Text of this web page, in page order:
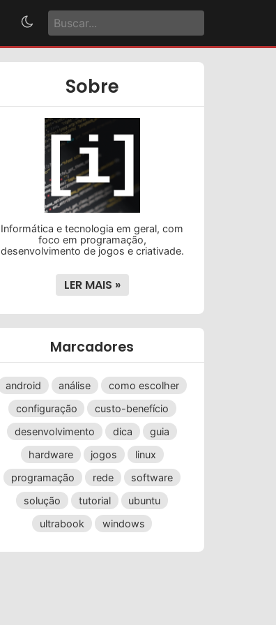
Sobre
Informática e tecnologia em geral, com
foco em programação,
desenvolvimento de jogos e criativade.
LER MAIS »
Marcadores
android análise
como escolher
configuração
custo-benefício
desenvolvimento
dica
guia
hardware
jogos
linux
programação
rede
software
solução
tutorial
ubuntu
ultrabook
windows